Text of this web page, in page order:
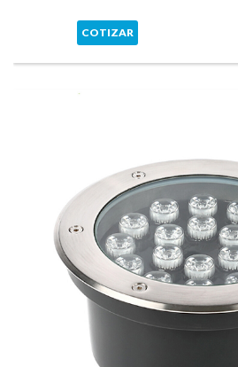
COTIZAR